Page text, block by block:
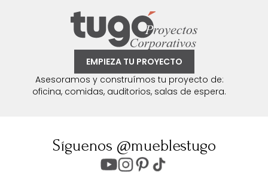
EMPIEZA TU PROYECTO
Asesoramos y construímos tu proyecto de:
oficina, comidas, auditorios, salas de espera.
Síguenos @mueblestugo